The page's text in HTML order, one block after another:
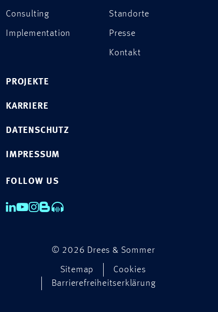
Consulting
Implementation
Standorte
Presse
Kontakt
PROJEKTE
KARRIERE
DATENSCHUTZ
IMPRESSUM
FOLLOW US
© 2026 Drees & Sommer
Sitemap
Cookies
Barrierefreiheitserklärung